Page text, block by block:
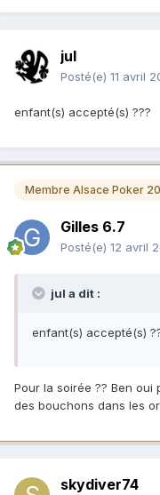
jul
Posté(e) 11 avril
enfant(s) accepté(s) ???
Membre Alsace Poker
Gilles 6.7
Posté(e) 12 avril
jul a dit :
enfant(s) accepté(s)
Pour la soirée ?? Ben
des bouchons dans les
skydiver74